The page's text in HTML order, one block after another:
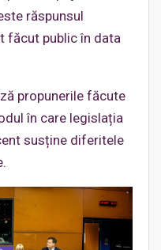
răspunsul
făcut public în data
propunerile făcute
în care legislația
susține diferitele